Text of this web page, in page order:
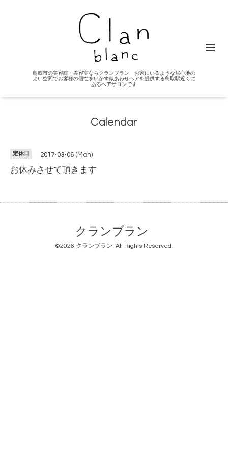
鳥取市の美容院・美容室ならクランブラン お家にいるような居心地の
よい空間でお客様の個性をいかす似あわせヘアを提供する鳥取駅近くに
あるヘアサロンです
Calendar
定休日 2017-03-06 (Mon)
お休みさせて頂きます
クランブラン
©2026 クランブラン. All Rights Reserved.